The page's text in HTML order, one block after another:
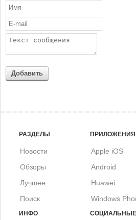
Добавить
РАЗДЕЛЫ
Новости
Обзоры
Лучшее
Поиск
ПРИЛОЖЕНИЯ
Apple iOS
Android
Huawei
Windows
ИНФО СОЦИАЛЬНЫЕ